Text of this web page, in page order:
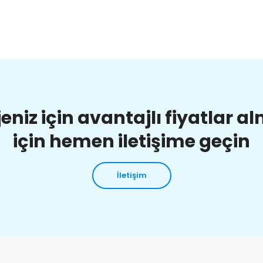
için avantajlı fiyatlar
için hemen iletişime geçin
İletişim